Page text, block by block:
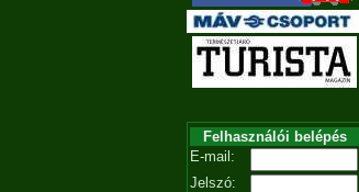
Felhasználói belépés
E-mail:
Jelszó: